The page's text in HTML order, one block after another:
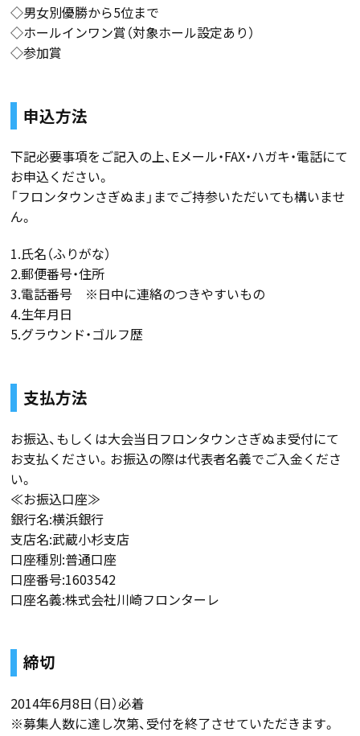
◇男女別優勝から5位まで
◇ホールインワン賞（対象ホール設定あり）
◇参加賞
申込方法
下記必要事項をご記入の上、Eメール・FAX・ハガキ・電話にて
お申込ください。
「フロンタウンさぎぬま」までご持参いただいても構いませ
ん。
1.氏名（ふりがな）
2.郵便番号・住所
3.電話番号 ※日中に連絡のつきやすいもの
4.生年月日
5.グラウンド・ゴルフ歴
支払方法
お振込、もしくは大会当日フロンタウンさぎぬま受付にて
お支払ください。お振込の際は代表者名義でご入金くださ
い。
≪お振込口座≫
銀行名:横浜銀行
支店名:武蔵小杉支店
口座種別:普通口座
口座番号:1603542
口座名義:株式会社川崎フロンターレ
締切
2014年6月8日（日）必着
※募集人数に達し次第、受付を終了させていただきます。